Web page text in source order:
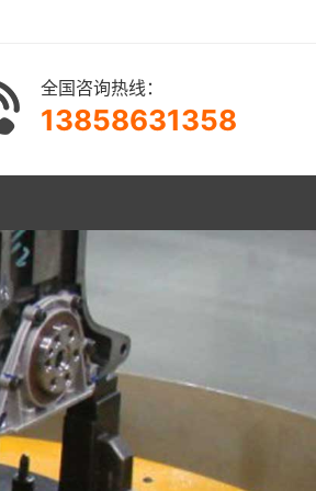
全国咨询热线：
13858631358